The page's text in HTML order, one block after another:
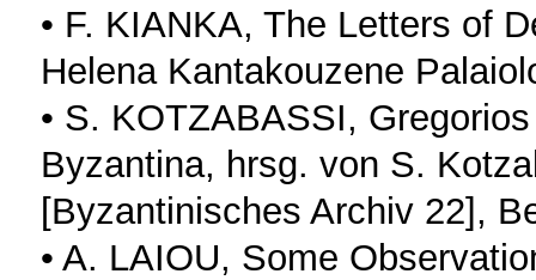
• F. KIANKA, The Letters of
Helena Kantakouzene
• S. KOTZABASSI,
Byzantina, hrsg. von S.
[Byzantinisches Archiv 22],
• A. LAIOU, Some